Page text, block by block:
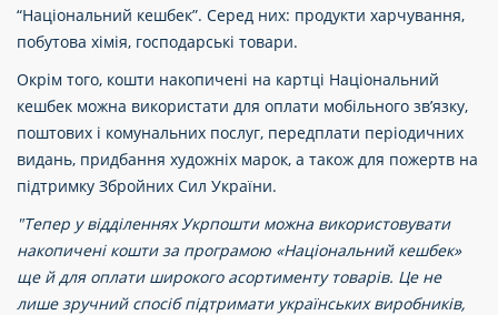
“Національний кешбек”. Серед них: продукти харчування,
побутова хімія, господарські товари.
Окрім того, кошти накопичені на картці Національний
кешбек можна використати для оплати мобільного зв’язку,
поштових і комунальних послуг, передплати періодичних
видань, придбання художніх марок, а також для пожертв на
підтримку Збройних Сил України.
"Тепер у відділеннях Укрпошти можна використовувати
накопичені кошти за програмою «Національний кешбек»
ще й для оплати широкого асортименту товарів. Це не
лише зручний спосіб підтримати українських виробників,